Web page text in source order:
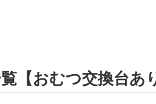
【おむつ交換台あ